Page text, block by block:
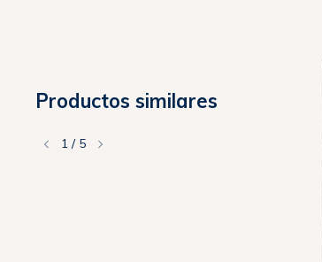
Productos similares
1 / 5